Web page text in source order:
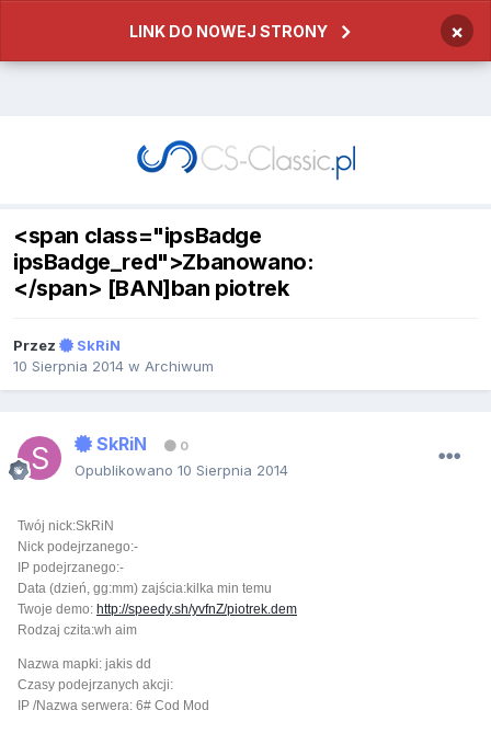
LINK DO NOWEJ STRONY ×
<span class="ipsBadge
ipsBadge_red">Zbanowano:
</span> [BAN]ban piotrek
Przez
SkRiN
10 Sierpnia 2014 w Archiwum
SkRiN 0
Opublikowano 10 Sierpnia 2014
Twój nick:SkRiN
Nick podejrzanego:-
IP podejrzanego:-
Data (dzień, gg:mm) zajścia:kilka min temu
Twoje demo: http://speedy.sh/yvfnZ/piotrek.dem
Rodzaj czita:wh aim
Nazwa mapki: jakis dd
Czasy podejrzanych akcji:
IP /Nazwa serwera: 6# Cod Mod